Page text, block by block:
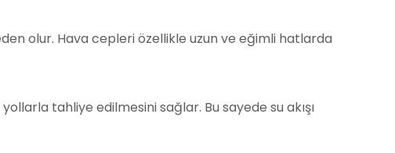
olur. Hava cepleri özellikle uzun ve eğimli hatlarda
tahliye edilmesini sağlar. Bu sayede su akışı